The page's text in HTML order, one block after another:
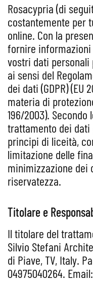
Rosacypria (di
costantemente per
online. Con la
fornire
vostri dati personali
ai sensi del
dei dati (GDPR) (EU
materia di
196/2003).
trattamento dei
principi di liceità,
limitazione delle
minimizzazione dei
riservatezza.
Titolare e
Il titolare del
Silvio Stefani
di Piave, TV, Italy.
04975040264. Email: